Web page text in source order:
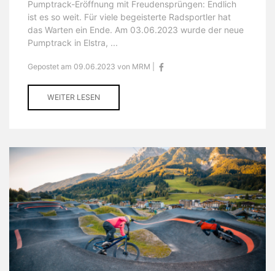
Pumptrack-Eröffnung mit Freudensprüngen: Endlich
ist es so weit. Für viele begeisterte Radsportler hat
das Warten ein Ende. Am 03.06.2023 wurde der neue
Pumptrack in Elstra, ...
Gepostet am 09.06.2023 von MRM |
WEITER LESEN